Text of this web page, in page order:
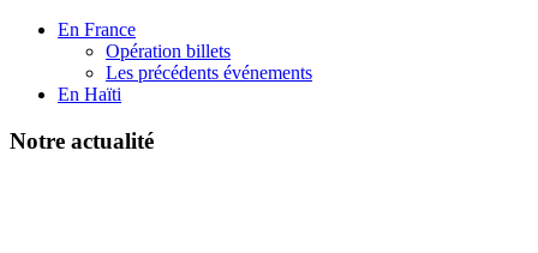
En France
Opération billets
Les précédents événements
En Haïti
Notre actualité